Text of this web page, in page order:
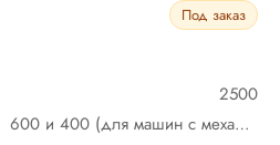
Под заказ
2500
600 и 400 (для машин с механическим мостом)